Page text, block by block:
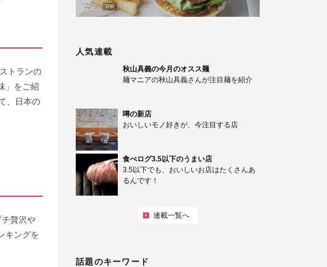
トランの
」をご紹
、日本の
贅沢や
キングを
はん
PR
人気連載
秋山具義の今月のオスス麺
麺マニアの秋山具義さんが注目麺を紹介
噂の新店
おいしいモノ好きが、今注目する店
食べログ3.5以下のうまい店
3.5以下でも、おいしいお店はたくさんあ
るんです！
連載一覧へ
話題のキーワード